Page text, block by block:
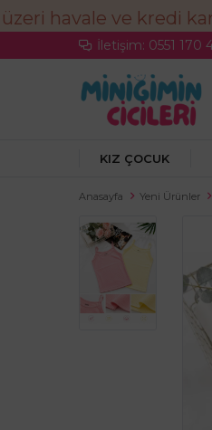
İletişim: 0551 170
KIZ ÇOCUK
Anasayfa Yeni Ürünler